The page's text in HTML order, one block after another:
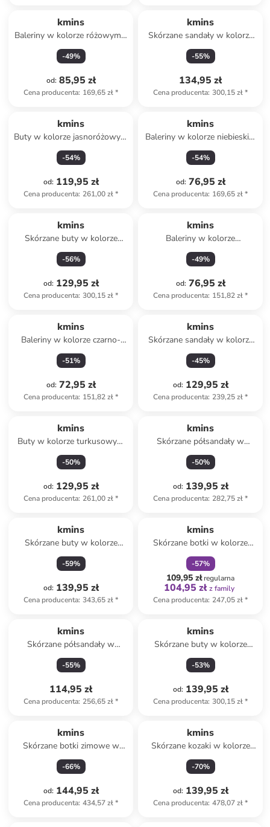
kmins
Baleriny w kolorze różowym z
paskiem
-49%
od: 85,95 zł
Cena producenta: 169,65 zł*
kmins
Skórzane sandały w kolorze
fioletowym
-55%
134,95 zł
Cena producenta: 300,15 zł*
kmins
Buty w kolorze jasnoróżowym
do chodzenia na boso
-54%
od: 119,95 zł
Cena producenta: 261,00 zł*
kmins
Baleriny w kolorze niebieskim
z paskiem
-54%
od: 76,95 zł
Cena producenta: 169,65 zł*
kmins
Skórzane buty w kolorze
jasnoróżowym do chodzenia
na boso
-56%
od: 129,95 zł
Cena producenta: 300,15 zł*
kmins
Baleriny w kolorze
jasnoróżowym z paskiem
-49%
od: 76,95 zł
Cena producenta: 151,82 zł*
kmins
Baleriny w kolorze czarno-
biało-różowym z paskiem
-51%
od: 72,95 zł
Cena producenta: 151,82 zł*
kmins
Skórzane sandały w kolorze
jasnobrązowym
-45%
od: 129,95 zł
Cena producenta: 239,25 zł*
kmins
Buty w kolorze turkusowym
do chodzenia na boso
-50%
od: 129,95 zł
Cena producenta: 261,00 zł*
kmins
Skórzane półsandały w
kolorze jasnoróżowym
-50%
od: 139,95 zł
Cena producenta: 282,75 zł*
kmins
Skórzane buty w kolorze
jasnoróżowym do chodzenia
na boso
-59%
od: 139,95 zł
Cena producenta: 343,65 zł*
kmins
Skórzane botki w kolorze
granatowym
-57%
109,95 złregularna
104,95 zł z family
Cena producenta: 247,05 zł*
kmins
Skórzane półsandały w
kolorze jasnobrązowym
-55%
114,95 zł
Cena producenta: 256,65 zł*
kmins
Skórzane buty w kolorze
granatowym do chodzenia na
boso
-53%
od: 139,95 zł
Cena producenta: 300,15 zł*
kmins
Skórzane botki zimowe w
kolorze brązowym
-66%
od: 144,95 zł
Cena producenta: 434,57 zł*
kmins
Skórzane kozaki w kolorze
ciemnobrązowym
-70%
od: 139,95 zł
Cena producenta: 478,07 zł*